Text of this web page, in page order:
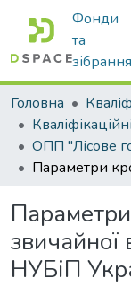
Фонди
та
зібрання
Головна
НУБіП